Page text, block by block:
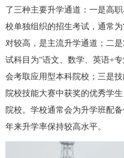
了三种主要升学通道：一是高
校单独组织的招生考试，通常
对较高，是主流升学通道；二
试科目为“语文、数学、英语+
会考取应用型本科院校；三是
院校技能大赛中获奖的优秀学
院校。学校通常会为升学班配
年来升学率保持较高水平。